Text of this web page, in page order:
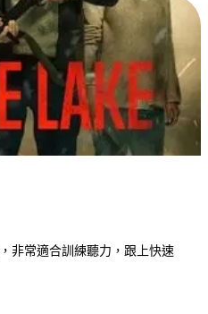
非常適合訓練聽力，跟上快速